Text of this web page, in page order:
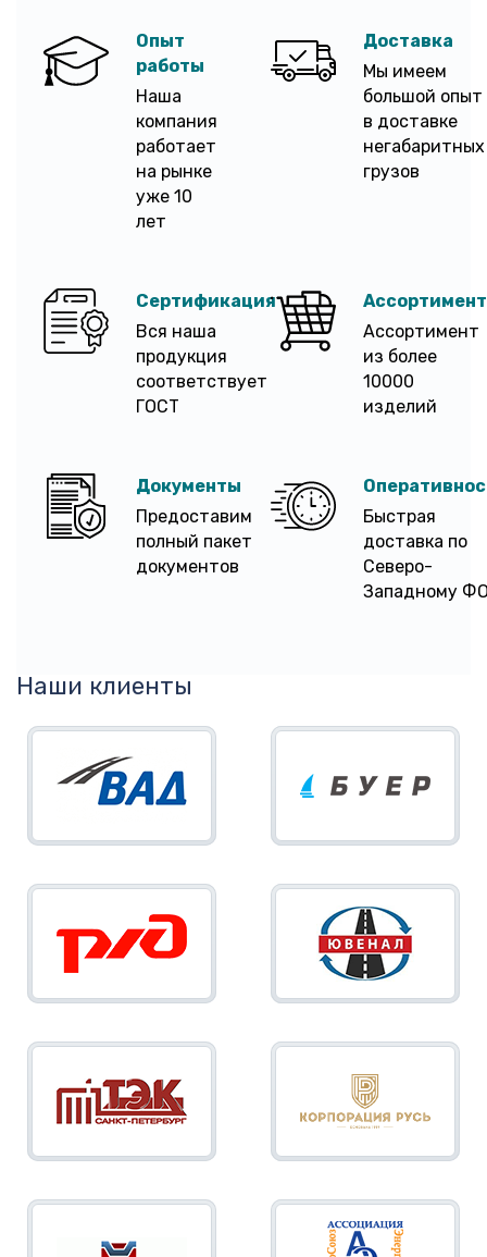
Опыт
работы
Наша
компания
работает
на рынке
уже 10
лет
Доставка
Мы имеем
большой опыт
в доставке
негабаритных
грузов
Сертификация
Вся наша
продукция
соответствует
ГОСТ
Ассортимент
Ассортимент
из более
10000
изделий
Документы
Предоставим
полный пакет
документов
Быстрая
доставка по
Северо-
Западному
Наши клиенты